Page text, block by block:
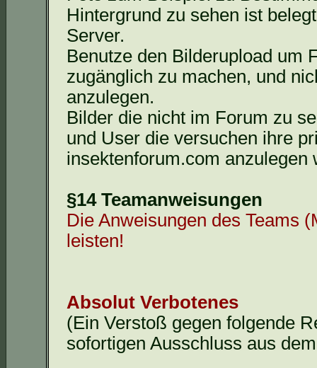
Hintergrund zu sehen ist
Server.
Benutze den Bilderupload um
zugänglich zu machen, und
anzulegen.
Bilder die nicht im Forum zu
und User die versuchen ihre
insektenforum.com anzulegen
§14 Teamanweisungen
Die Anweisungen des Teams
leisten!
Absolut Verbotenes
(Ein Verstoß gegen folgende
sofortigen Ausschluss aus